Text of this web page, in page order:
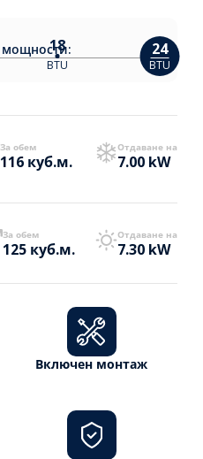
мощности:
18
BTU
24
BTU
За обем
116 куб.м.
Отдаване на
7.00 kW
За обем
125 куб.м.
Отдаване на
7.30 kW
Включен монтаж